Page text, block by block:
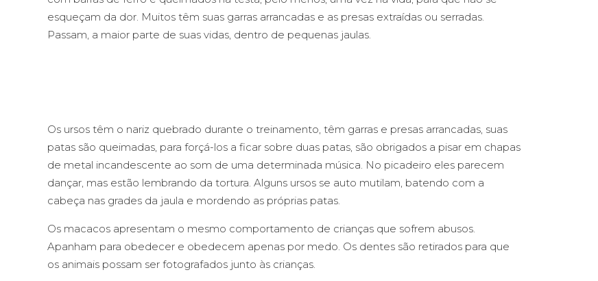
esqueçam da dor. Muitos têm suas garras arrancadas e as presas extraídas ou serradas.
Passam, a maior parte de suas vidas, dentro de pequenas jaulas.
Os ursos têm o nariz quebrado durante o treinamento, têm garras e presas arrancadas, suas
patas são queimadas, para forçá-los a ficar sobre duas patas, são obrigados a pisar em chapas
de metal incandescente ao som de uma determinada música. No picadeiro eles parecem
dançar, mas estão lembrando da tortura. Alguns ursos se auto mutilam, batendo com a
cabeça nas grades da jaula e mordendo as próprias patas.
Os macacos apresentam o mesmo comportamento de crianças que sofrem abusos.
Apanham para obedecer e obedecem apenas por medo. Os dentes são retirados para que
os animais possam ser fotografados junto às crianças.